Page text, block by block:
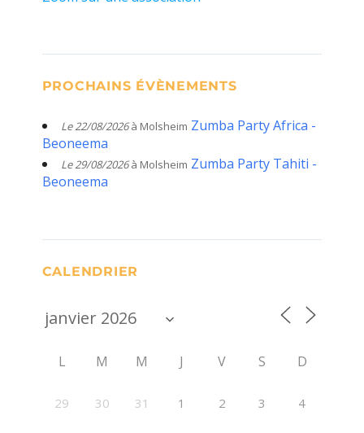
PROCHAINS ÉVÈNEMENTS
Le 22/08/2026à Molsheim Zumba Party Africa -
Beoneema
Le 29/08/2026à Molsheim Zumba Party Tahiti -
Beoneema
CALENDRIER
L M M J V S D
29 30 31 1 2 3 4